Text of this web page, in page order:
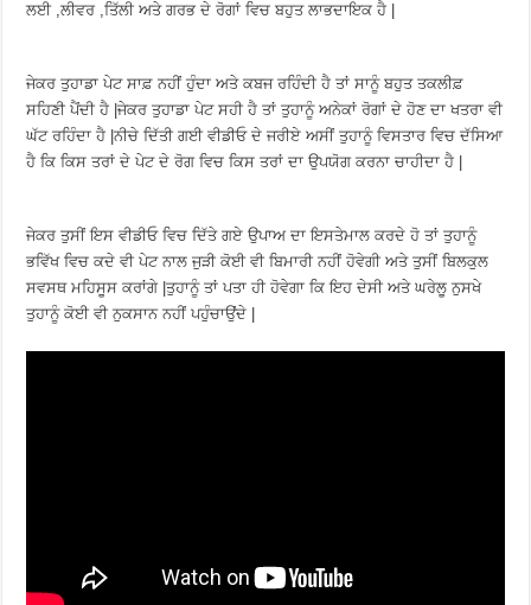
ਲਈ ,ਲੀਵਰ ,ਤਿੱਲੀ ਅਤੇ ਗਰਭ ਦੇ ਰੋਗਾਂ ਵਿਚ ਬਹੁਤ ਲਾਭਦਾਇਕ ਹੈ |
ਜੇਕਰ ਤੁਹਾਡਾ ਪੇਟ ਸਾਫ਼ ਨਹੀਂ ਹੁੰਦਾ ਅਤੇ ਕਬਜ ਰਹਿੰਦੀ ਹੈ ਤਾਂ ਸਾਨੂੰ ਬਹੁਤ ਤਕਲੀਫ਼
ਸਹਿਣੀ ਪੈਂਦੀ ਹੈ |ਜੇਕਰ ਤੁਹਾਡਾ ਪੇਟ ਸਹੀ ਹੈ ਤਾਂ ਤੁਹਾਨੂੰ ਅਨੇਕਾਂ ਰੋਗਾਂ ਦੇ ਹੋਣ ਦਾ ਖਤਰਾ ਵੀ
ਘੱਟ ਰਹਿੰਦਾ ਹੈ |ਨੀਚੇ ਦਿੱਤੀ ਗਈ ਵੀਡੀਓ ਦੇ ਜਰੀਏ ਅਸੀਂ ਤੁਹਾਨੂੰ ਵਿਸਤਾਰ ਵਿਚ ਦੱਸਿਆ
ਹੈ ਕਿ ਕਿਸ ਤਰਾਂ ਦੇ ਪੇਟ ਦੇ ਰੋਗ ਵਿਚ ਕਿਸ ਤਰਾਂ ਦਾ ਉਪਯੋਗ ਕਰਨਾ ਚਾਹੀਦਾ ਹੈ |
ਜੇਕਰ ਤੁਸੀਂ ਇਸ ਵੀਡੀਓ ਵਿਚ ਦਿੱਤੇ ਗਏ ਉਪਾਅ ਦਾ ਇਸਤੇਮਾਲ ਕਰਦੇ ਹੋ ਤਾਂ ਤੁਹਾਨੂੰ
ਭਵਿੱਖ ਵਿਚ ਕਦੇ ਵੀ ਪੇਟ ਨਾਲ ਜੁੜੀ ਕੋਈ ਵੀ ਬਿਮਾਰੀ ਨਹੀਂ ਹੋਵੇਗੀ ਅਤੇ ਤੁਸੀਂ ਬਿਲਕੁਲ
ਸਵਸਥ ਮਹਿਸੂਸ ਕਰਾਂਗੇ |ਤੁਹਾਨੂੰ ਤਾਂ ਪਤਾ ਹੀ ਹੋਵੇਗਾ ਕਿ ਇਹ ਦੇਸੀ ਅਤੇ ਘਰੇਲੂ ਨੁਸਖੇ
ਤੁਹਾਨੂੰ ਕੋਈ ਵੀ ਨੁਕਸਾਨ ਨਹੀਂ ਪਹੁੰਚਾਉਂਦੇ |